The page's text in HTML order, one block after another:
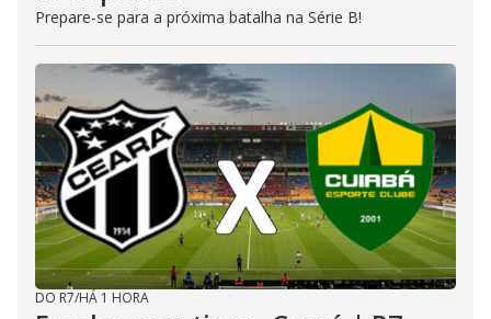
Prepare-se para a próxima batalha na Série B!
DO R7/HÁ 1 HORA